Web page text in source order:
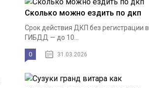
Сколько можно ездить по дкп
Срок действия ДКП без регистрации в
ГИБДД — до 10...
0 31.03.2026